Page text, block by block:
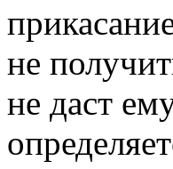
не
не даст